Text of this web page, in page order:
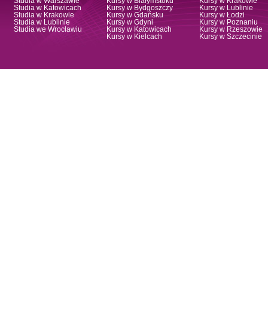
Studia w Katowicach
Studia w Krakowie
Studia w Lublinie
Studia we Wrocławiu
Kursy w Bydgoszczy
Kursy w Gdańsku
Kursy w Gdyni
Kursy w Katowicach
Kursy w Kielcach
Kursy w Lublinie
Kursy w Łodzi
Kursy w Poznaniu
Kursy w Rzeszowie
Kursy w Szczecinie